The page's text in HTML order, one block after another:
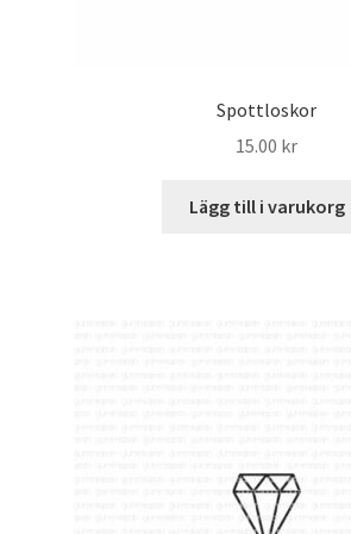
Spottloskor
15.00 kr
Lägg till i varukorg